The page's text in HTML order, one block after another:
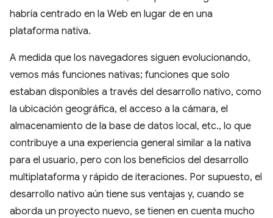
habría centrado en la Web en lugar de en una
plataforma nativa.
A medida que los navegadores siguen evolucionando,
vemos más funciones nativas; funciones que solo
estaban disponibles a través del desarrollo nativo, como
la ubicación geográfica, el acceso a la cámara, el
almacenamiento de la base de datos local, etc., lo que
contribuye a una experiencia general similar a la nativa
para el usuario, pero con los beneficios del desarrollo
multiplataforma y rápido de iteraciones. Por supuesto, el
desarrollo nativo aún tiene sus ventajas y, cuando se
aborda un proyecto nuevo, se tienen en cuenta mucho